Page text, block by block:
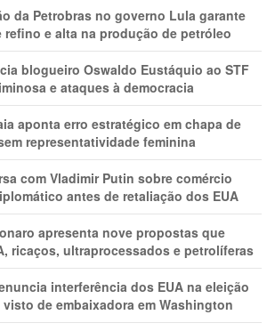
da Petrobras no governo Lula garante
refino e alta na produção de petróleo
blogueiro Oswaldo Eustáquio ao STF
e ataques à democracia
aponta erro estratégico em chapa de
representatividade feminina
com Vladimir Putin sobre comércio
antes de retaliação dos EUA
apresenta nove propostas que
ricaços, ultraprocessados e petrolíferas
interferência dos EUA na eleição
de embaixadora em Washington